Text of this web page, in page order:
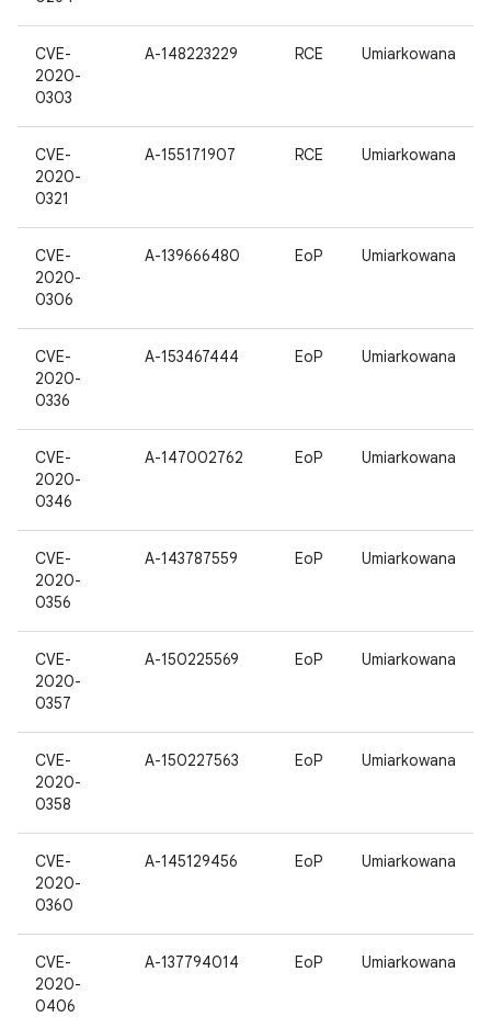
CVE-
2020-
0303
A-148223229 RCE Umiarkowana
CVE-
2020-
0321
A-155171907 RCE Umiarkowana
CVE-
2020-
0306
A-139666480 EoP Umiarkowana
CVE-
2020-
0336
A-153467444 EoP Umiarkowana
CVE-
2020-
0346
A-147002762 EoP Umiarkowana
CVE-
2020-
0356
A-143787559 EoP Umiarkowana
CVE-
2020-
0357
A-150225569 EoP Umiarkowana
CVE-
2020-
0358
A-150227563 EoP Umiarkowana
CVE-
2020-
0360
A-145129456 EoP Umiarkowana
CVE-
2020-
0406
A-137794014 EoP Umiarkowana